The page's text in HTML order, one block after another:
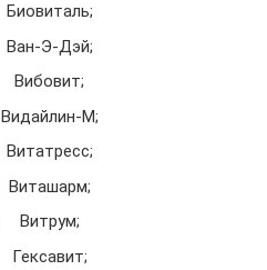
Биовиталь;
Ван-Э-Дэй;
Вибовит;
Видайлин-М;
Витатресс;
Виташарм;
Витрум;
Гексавит;